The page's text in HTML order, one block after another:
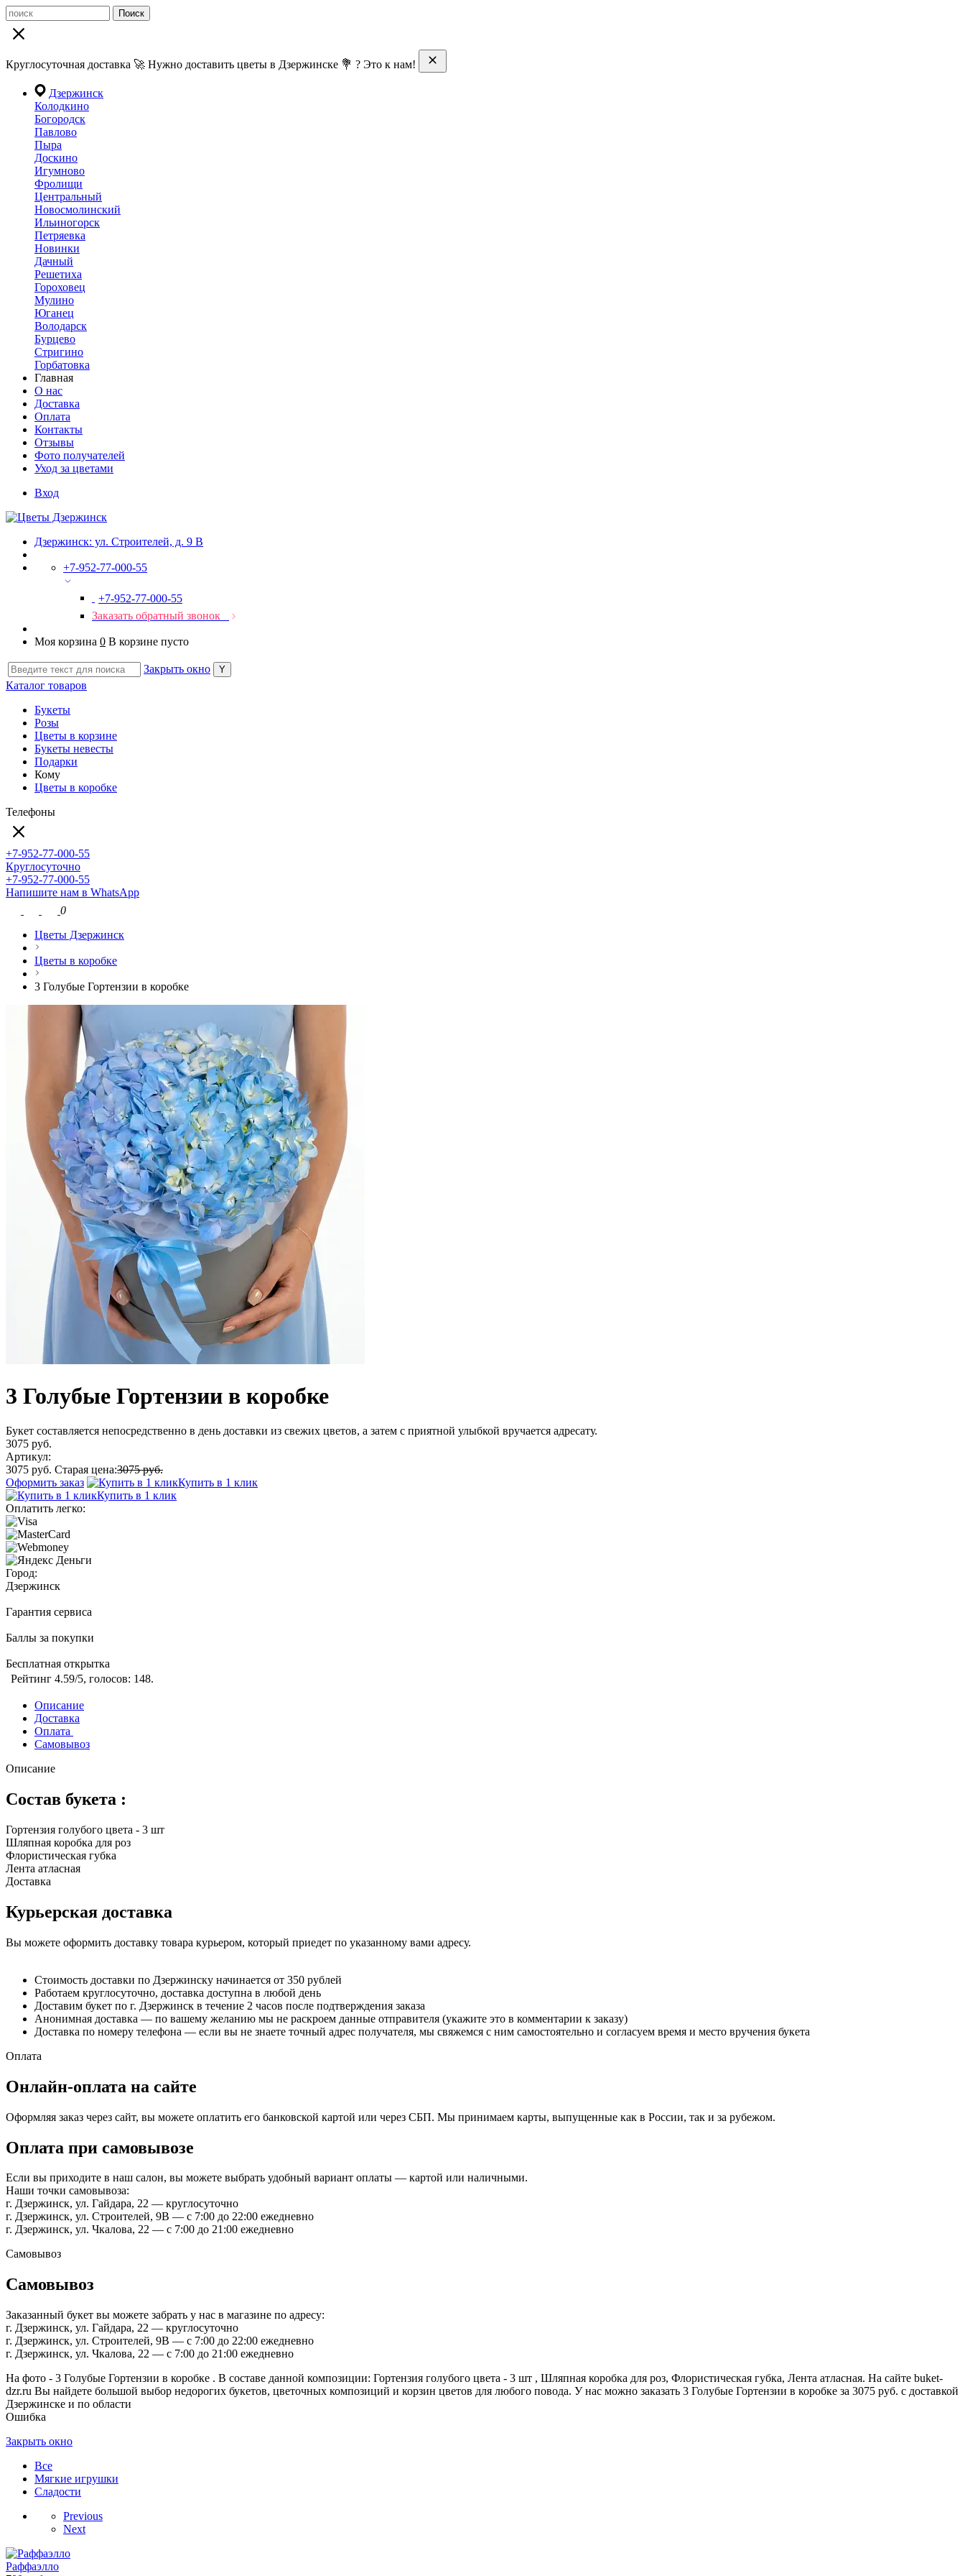
Поиск
Круглосуточная доставка 🚀 Нужно доставить цветы в Дзержинске 💐 ? Это к нам!
Дзержинск
Колодкино
Богородск
Павлово
Пыра
Доскино
Игумново
Фролищи
Центральный
Новосмолинский
Ильиногорск
Петряевка
Новинки
Дачный
Решетиха
Гороховец
Мулино
Юганец
Володарск
Бурцево
Стригино
Горбатовка
Главная
О нас
Доставка
Оплата
Контакты
Отзывы
Фото получателей
Уход за цветами
Вход
Дзержинск: ул. Строителей, д. 9 В
+7-952-77-000-55
+7-952-77-000-55
Заказать обратный звонок
Моя корзина 0 В корзине пусто
Закрыть окно
Каталог товаров
Букеты
Розы
Цветы в корзине
Букеты невесты
Подарки
Кому
Цветы в коробке
Телефоны
+7-952-77-000-55
Круглосуточно
+7-952-77-000-55
Напишите нам в WhatsApp
0
Цветы Дзержинск
Цветы в коробке
3 Голубые Гортензии в коробке
3 Голубые Гортензии в коробке
Букет составляется непосредственно в день доставки из свежих цветов, а затем с приятной улыбкой вручается адресату.
3075 руб.
Артикул:
3075 руб. Старая цена:3075 руб.
Оформить заказ
Купить в 1 клик
Купить в 1 клик
Оплатить легко:
Город:
Дзержинск
Гарантия сервиса
Баллы за покупки
Бесплатная открытка
Рейтинг 4.59/5, голосов: 148.
Описание
Доставка
Оплата
Самовывоз
Описание
Состав букета :
Гортензия голубого цвета - 3 шт
Шляпная коробка для роз
Флористическая губка
Лента атласная
Доставка
Курьерская доставка
Вы можете оформить доставку товара курьером, который приедет по указанному вами адресу.
Стоимость доставки по Дзержинску начинается от 350 рублей
Работаем круглосуточно, доставка доступна в любой день
Доставим букет по г. Дзержинск в течение 2 часов после подтверждения заказа
Анонимная доставка — по вашему желанию мы не раскроем данные отправителя (укажите это в комментарии к заказу)
Доставка по номеру телефона — если вы не знаете точный адрес получателя, мы свяжемся с ним самостоятельно и согласуем время и место вручения букета
Оплата
Онлайн-оплата на сайте
Оформляя заказ через сайт, вы можете оплатить его банковской картой или через СБП. Мы принимаем карты, выпущенные как в России, так и за рубежом.
Оплата при самовывозе
Если вы приходите в наш салон, вы можете выбрать удобный вариант оплаты — картой или наличными.
Наши точки самовывоза:
г. Дзержинск, ул. Гайдара, 22 — круглосуточно
г. Дзержинск, ул. Строителей, 9В — с 7:00 до 22:00 ежедневно
г. Дзержинск, ул. Чкалова, 22 — с 7:00 до 21:00 ежедневно
Самовывоз
Самовывоз
Заказанный букет вы можете забрать у нас в магазине по адресу:
г. Дзержинск, ул. Гайдара, 22 — круглосуточно
г. Дзержинск, ул. Строителей, 9В — с 7:00 до 22:00 ежедневно
г. Дзержинск, ул. Чкалова, 22 — с 7:00 до 21:00 ежедневно
На фото - 3 Голубые Гортензии в коробке . В составе данной композиции: Гортензия голубого цвета - 3 шт , Шляпная коробка для роз, Флористическая губка, Лента атласная. На сайте buket-
dzr.ru Вы найдете большой выбор недорогих букетов, цветочных композиций и корзин цветов для любого повода. У нас можно заказать 3 Голубые Гортензии в коробке за 3075 руб. с доставкой
Дзержинске и по области
Ошибка
Закрыть окно
Все
Мягкие игрушки
Сладости
Previous
Next
Раффаэлло